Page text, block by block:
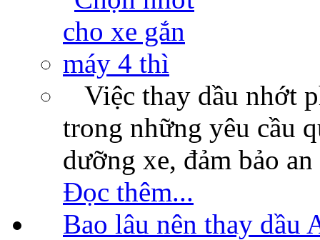
Việc thay dầu nhớt
trong những yêu cầu
dưỡng xe, đảm bảo
Đọc thêm...
Bao lâu nên thay dầu